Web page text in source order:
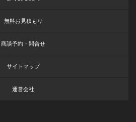
無料お見積もり
商談予約・問合せ
サイトマップ
運営会社